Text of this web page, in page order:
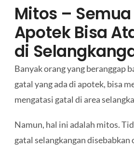
Mitos –
Apotek Bisa
di
Banyak orang yang beranggap
gatal yang ada di apotek, bisa
mengatasi gatal di area
Namun, hal ini adalah mitos.
gatal selangkangan disebabkan